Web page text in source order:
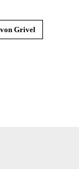
Grivel